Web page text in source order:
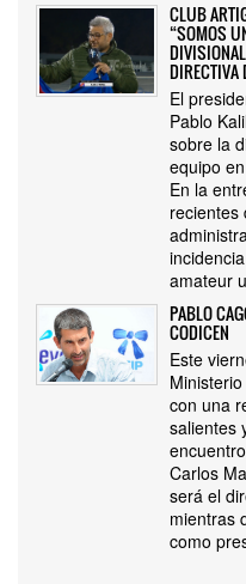
CLUB
“SOMOS
DIRECTIVA
El
Pablo
sobre la
equipo
En la
recientes
amateur
PABLO
CODICEN
Este
con una
salientes
Carlos
será el
mientras
como